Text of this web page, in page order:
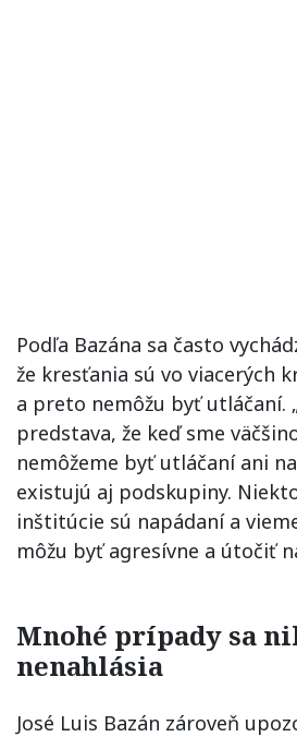
Podľa Bazána sa často
že kresťania sú vo viacerých
a preto nemôžu byť utláčaní.
predstava, že keď sme
nemôžeme byť utláčaní ani
existujú aj podskupiny.
inštitúcie sú napádaní a
môžu byť agresívne a útočiť
Mnohé prípady sa
nenahlásia
José Luis Bazán zároveň